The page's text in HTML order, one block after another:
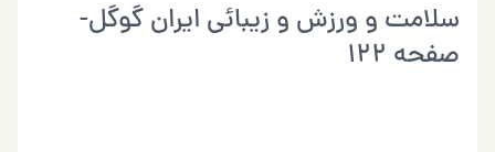
سلامت و ورزش و زیبائی ایران گوگل-
صفحه 122